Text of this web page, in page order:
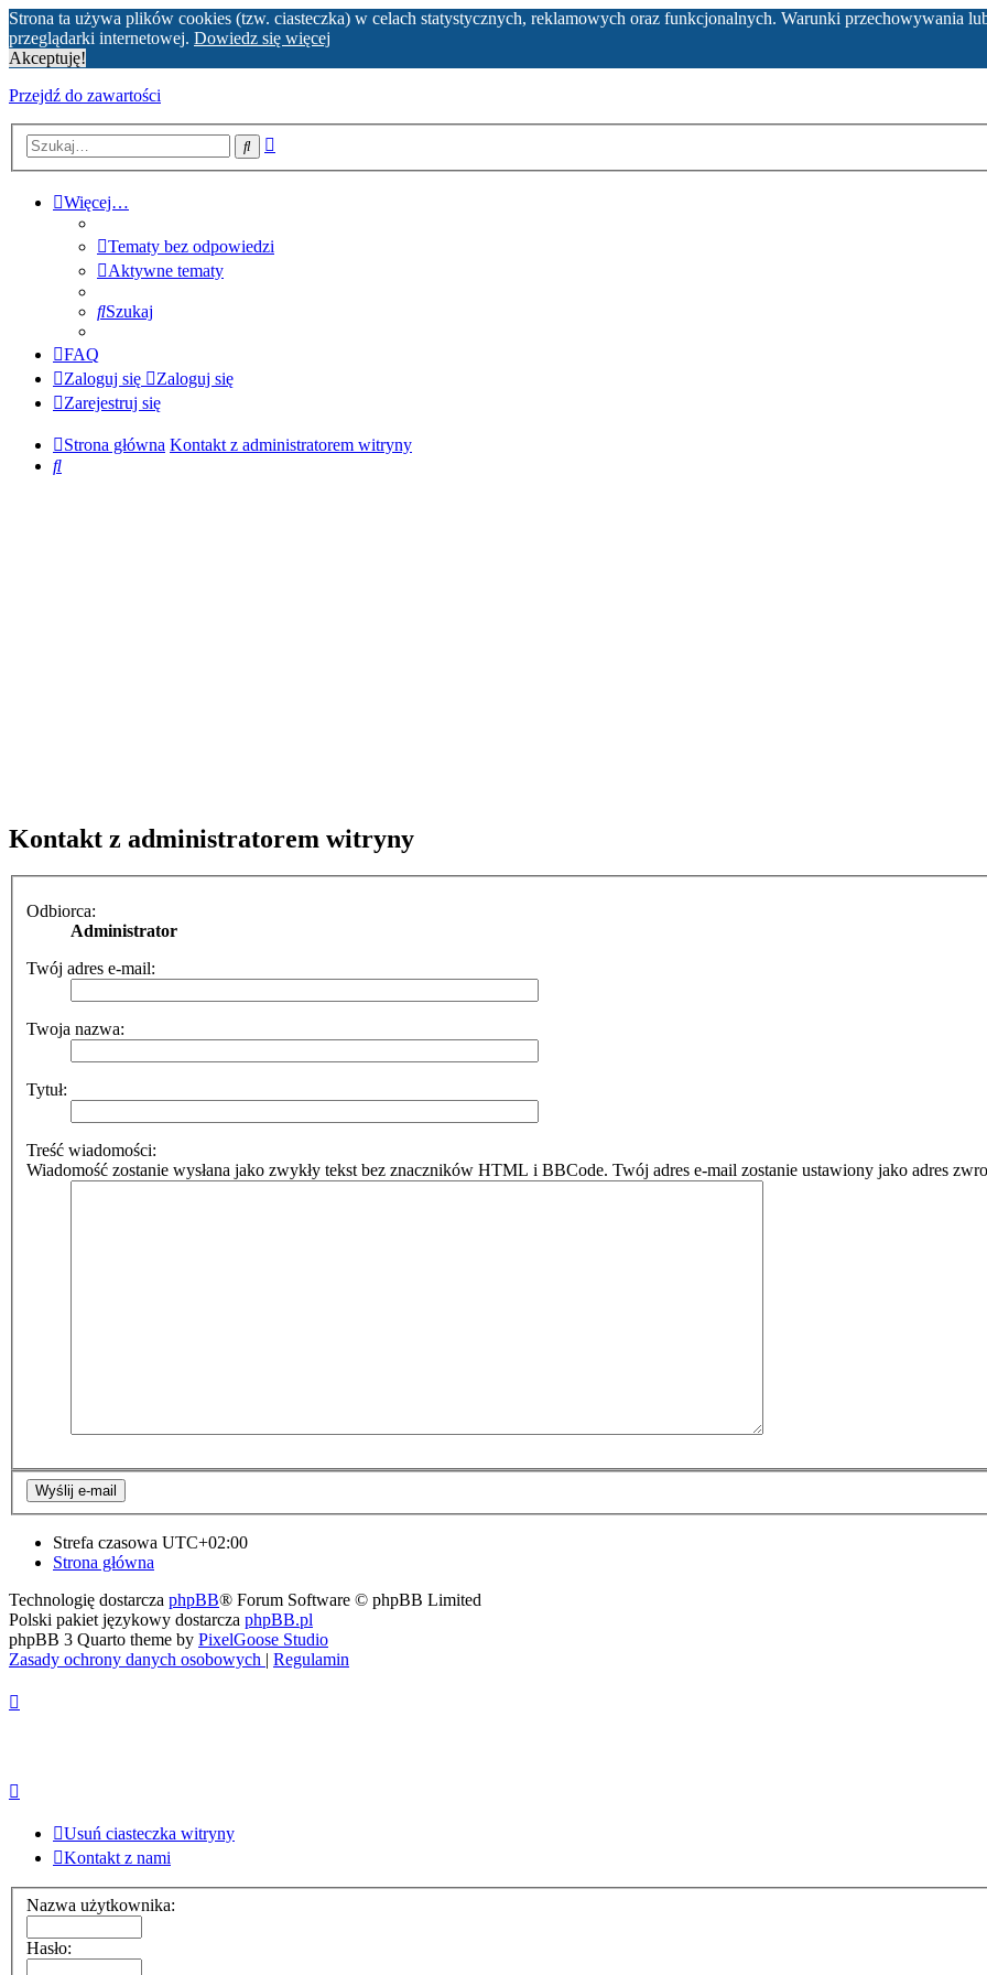
Strona ta używa plików cookies (tzw. ciasteczka) w celach statystycznych, reklamowych oraz funkcjonalnych. Warunki przechowywania
przeglądarki internetowej. Dowiedz się więcej
Akceptuję!
Przejdź do zawartości
Szukaj
Więcej…
Tematy bez odpowiedzi
Aktywne tematy
Szukaj
FAQ
Zaloguj się
Zaloguj się
Zarejestruj się
Strona główna Kontakt z administratorem witryny
Szukaj
Kontakt z administratorem witryny
Odbiorca:
Administrator
Twój adres e-mail:
Twoja nazwa:
Tytuł:
Treść wiadomości:
Wiadomość zostanie wysłana jako zwykły tekst bez znaczników HTML i BBCode. Twój adres e-mail zostanie ustawiony jako adres
Strefa czasowa UTC+02:00
Strona główna
Technologię dostarcza phpBB® Forum Software © phpBB Limited
Polski pakiet językowy dostarcza phpBB.pl
phpBB 3 Quarto theme by PixelGoose Studio
Zasady ochrony danych osobowych | Regulamin
Usuń ciasteczka witryny
Kontakt z nami
Nazwa użytkownika:
Hasło: